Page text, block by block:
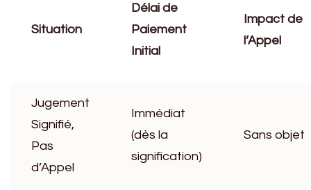
Situation
Délai de
Paiement
Initial
Impact de
l’Appel
Jugement
Signifié,
Pas
d’Appel
Immédiat
(dès la
signification)
Sans objet